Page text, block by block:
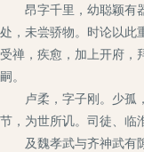
昂字千里，幼聪颖有器
处，未尝骄物。时论以此
受禅，疾愈，加上开府，
嗣。
卢柔，字子刚。少孤，
节，为世所讥。司徒、临
及魏孝武与齐神武有隙